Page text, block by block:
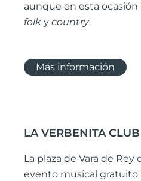
aunque en esta
folk y country.
Más información
LA VERBENITA CLUB
La plaza de Vara de Rey
evento musical gratuito